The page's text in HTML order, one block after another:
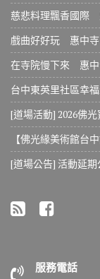
慈悲料理飄香國際
戲曲好好玩 惠中寺
在寺院慢下來 惠中
台中東英里社區幸
[道場活動] 2026佛
【佛光緣美術館台
[道場公告] 活動延
服務電話